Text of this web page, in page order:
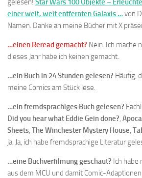
gelesen! Star Wars 100 Objekte –
einer weit, weit entfernten Galaxis …von
Namen. Danke an meine Bücher mit X
…einen Reread gemacht? Nein. Ich mache
dieses Jahr habe ich keinen gemacht.
…ein Buch in 24 Stunden gelesen? Häufig,
meine Comics am Stück lese.
…ein fremdsprachiges Buch gelesen?
Did you hear what Eddie Gein done?,
Sheets, The Winchester Mystery House,
ja. Ja, ich habe fremdsprachige Literatur
…eine Buchverfilmung geschaut? Ich habe
aus dem MCU und damit Comic-